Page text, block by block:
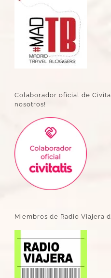
Colaborador oficial de
nosotros!
Miembros de Radio Viajera